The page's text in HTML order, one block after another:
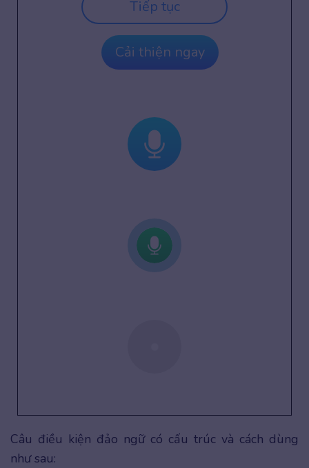
Tiếp tục
Cải thiện ngay
Câu điều kiện đảo ngữ có cấu trúc và cách dùng
như sau: